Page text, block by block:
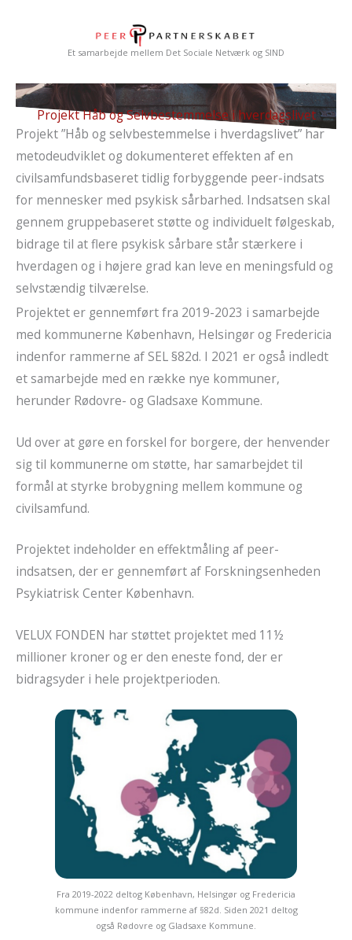
Et samarbejde mellem Det Sociale Netværk og SIND
Projekt Håb og Selvbestemmelse i hverdagslivet
Projekt ”Håb og selvbestemmelse i hverdagslivet” har
metodeudviklet og dokumenteret effekten af en
civilsamfundsbaseret tidlig forbyggende peer-indsats
for mennesker med psykisk sårbarhed. Indsatsen skal
gennem gruppebaseret støtte og individuelt følgeskab,
bidrage til at flere psykisk sårbare står stærkere i
hverdagen og i højere grad kan leve en meningsfuld og
selvstændig tilværelse.
Projektet er gennemført fra 2019-2023 i samarbejde
med kommunerne København, Helsingør og Fredericia
indenfor rammerne af SEL §82d. I 2021 er også indledt
et samarbejde med en række nye kommuner,
herunder Rødovre- og Gladsaxe Kommune.
Ud over at gøre en forskel for borgere, der henvender
sig til kommunerne om støtte, har samarbejdet til
formål at styrke brobygning mellem kommune og
civilsamfund.
Projektet indeholder en effektmåling af peer-
indsatsen, der er gennemført af Forskningsenheden
Psykiatrisk Center København.
VELUX FONDEN har støttet projektet med 11½
millioner kroner og er den eneste fond, der er
bidragsyder i hele projektperioden.
Fra 2019-2022 deltog København, Helsingør og Fredericia
kommune indenfor rammerne af §82d. Siden 2021 deltog
også Rødovre og Gladsaxe Kommune.